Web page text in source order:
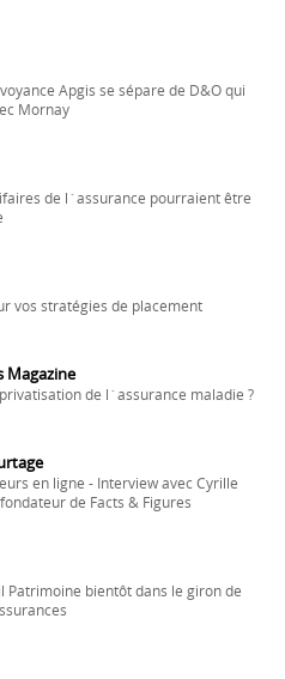
Apgis se sépare de D&O qui
Mornay
de l´assurance pourraient être
vos stratégies de placement
Magazine
de l´assurance maladie ?
en ligne - Interview avec Cyrille
de Facts & Figures
Patrimoine bientôt dans le giron de